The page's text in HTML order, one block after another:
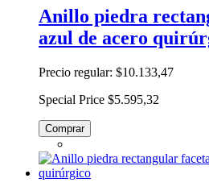
Anillo piedra
azul de acero
Precio regular: $10.133,47
Special Price $5.595,32
Comprar